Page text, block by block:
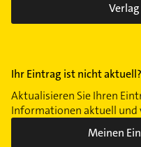
Ihr Eintrag ist nicht aktuell?
Aktualisieren Sie Ihren
Informationen aktuell und
Meinen